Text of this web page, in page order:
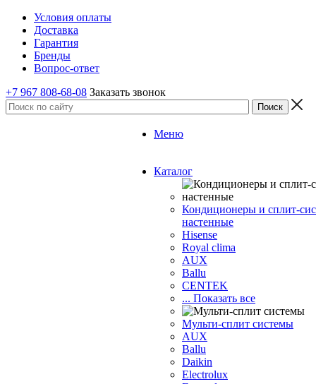
Условия оплаты
Доставка
Гарантия
Бренды
Вопрос-ответ
+7 967 808-68-08 Заказать звонок
Меню
Каталог
Кондиционеры и сплит-
настенные
Hisense
Royal clima
AUX
Ballu
CENTEK
... Показать все
Мульти-сплит системы
AUX
Ballu
Daikin
Electrolux